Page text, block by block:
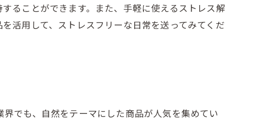
ることができます。また、手軽に使えるストレス解
活用して、ストレスフリーな日常を送ってみてくだ
でも、自然をテーマにした商品が人気を集めてい